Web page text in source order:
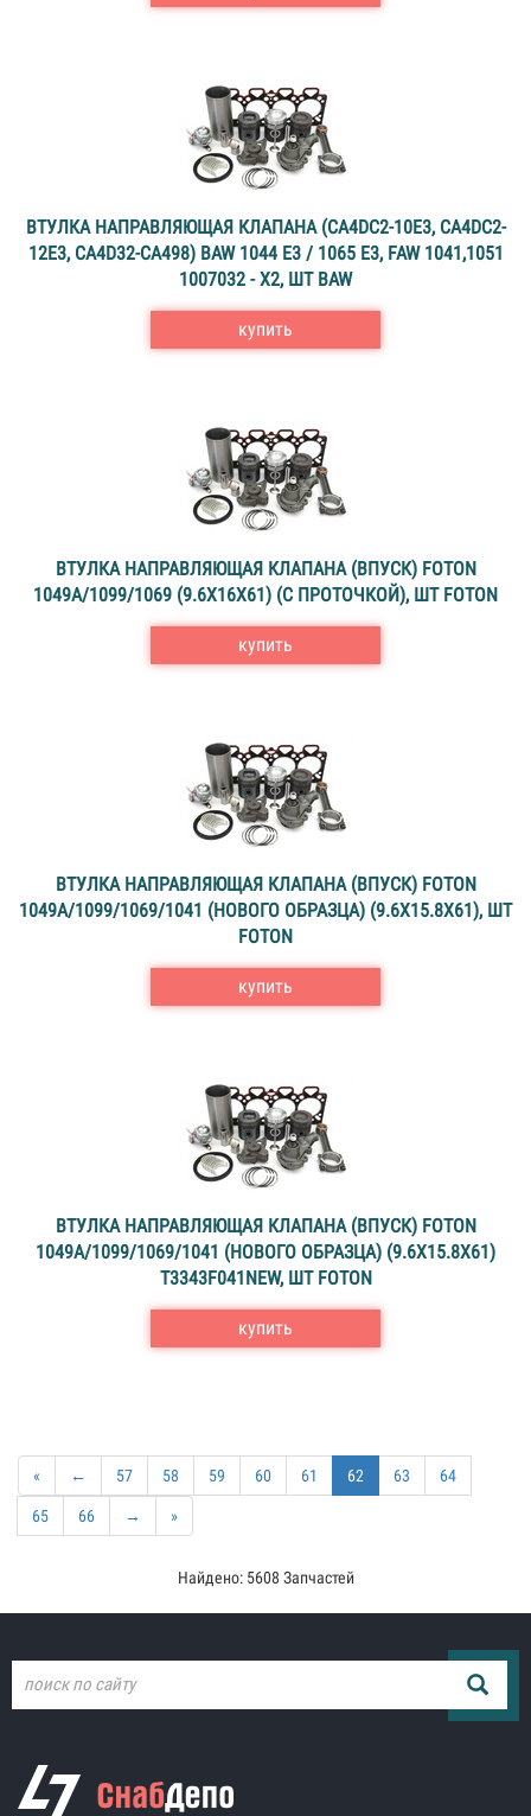
ВТУЛКА НАПРАВЛЯЮЩАЯ КЛАПАНА (CA4DC2-10E3, CA4DC2-
12E3, CA4D32-CA498) BAW 1044 E3 / 1065 E3, FAW 1041,1051
1007032 - X2, ШТ BAW
купить
ВТУЛКА НАПРАВЛЯЮЩАЯ КЛАПАНА (ВПУСК) FOTON
1049А/1099/1069 (9.6X16X61) (С ПРОТОЧКОЙ), ШТ FOTON
купить
ВТУЛКА НАПРАВЛЯЮЩАЯ КЛАПАНА (ВПУСК) FOTON
1049А/1099/1069/1041 (НОВОГО ОБРАЗЦА) (9.6X15.8X61), ШТ
FOTON
купить
ВТУЛКА НАПРАВЛЯЮЩАЯ КЛАПАНА (ВПУСК) FOTON
1049А/1099/1069/1041 (НОВОГО ОБРАЗЦА) (9.6X15.8X61)
T3343F041NEW, ШТ FOTON
купить
« ← 57 58 59 60 61 62 63 64
65 66 → »
Найдено: 5608 Запчастей